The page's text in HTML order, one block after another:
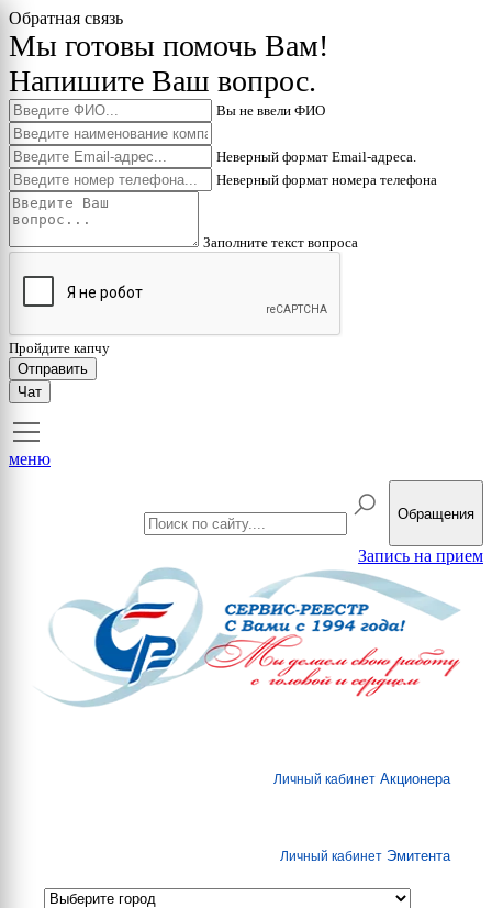
Обратная связь
Мы готовы помочь Вам!
Напишите Ваш вопрос.
Вы не ввели ФИО
Неверный формат Email-адреса.
Неверный формат номера телефона
Заполните текст вопроса
Пройдите капчу
Отправить
Чат
меню
Обращения
Запись на прием
Личный кабинет Акционера
Личный кабинет Эмитента